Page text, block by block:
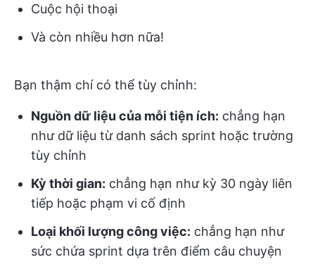
Cuộc hội thoại
Và còn nhiều hơn nữa!
Bạn thậm chí có thể tùy chỉnh:
Nguồn dữ liệu của mỗi tiện ích: chẳng hạn
như dữ liệu từ danh sách sprint hoặc trường
tùy chỉnh
Kỳ thời gian: chẳng hạn như kỳ 30 ngày liên
tiếp hoặc phạm vi cố định
Loại khối lượng công việc: chẳng hạn như
sức chứa sprint dựa trên điểm câu chuyện